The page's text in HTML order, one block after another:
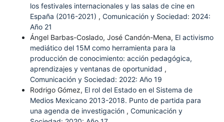
los festivales internacionales y las salas de cine en
España (2016-2021) , Comunicación y Sociedad: 2024:
Año 21
Ángel Barbas-Coslado, José Candón-Mena, El activismo
mediático del 15M como herramienta para la
producción de conocimiento: acción pedagógica,
aprendizajes y ventanas de oportunidad ,
Comunicación y Sociedad: 2022: Año 19
Rodrigo Gómez, El rol del Estado en el Sistema de
Medios Mexicano 2013-2018. Punto de partida para
una agenda de investigación , Comunicación y